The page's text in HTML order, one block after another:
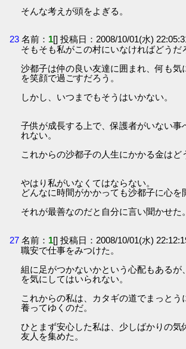
そんな考えが頭をよぎる。
23 名前： 1[] 投稿日：2008/10/01(水)
そもそも私がこの村にいなければどうだ
沙都子は仲の良い友達に囲まれ、何も気
を笑顔で過ごすだろう。
しかし、いつまでもそうはいかない。
子供が成長する上で、保護者がいない事
れない。
これからの沙都子の人生にかかる金はど
やはり私がいなくてはならない。
どんなに時間がかかっても沙都子に心を
それが最善なのだと自分に言い聞かせた。
27 名前： 1[] 投稿日：2008/10/01(水)
職安で仕事をみつけた。
組に足がつかないかという心配もあるが
を気にしてはいられない。
これからの私は、カタギの道でまっとう
養ってゆくのだ。
ひとまず安心した私は、少しばかりの気
友人を集めた。